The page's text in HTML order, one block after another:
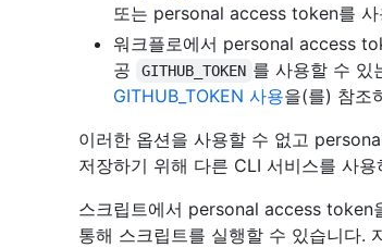
또는 personal access token를 사
워크플로에서 personal access
공
GITHUB_TOKEN 를 사용할 수 있
GITHUB_TOKEN 사용을(를) 참조
이러한 옵션을 사용할 수 없고
저장하기 위해 다른 CLI 서비스를 사
스크립트에서 personal access
통해 스크립트를 실행할 수 있습니다.